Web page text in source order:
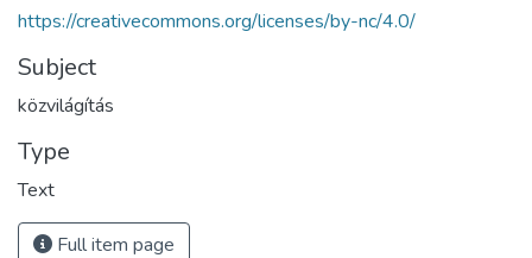
https://creativecommons.org/licenses/by-nc/4.0/
Subject
közvilágítás
Type
Text
Full item page